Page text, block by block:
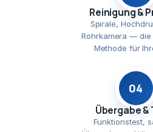
Reinigung &
Spirale,
Rohrkamera — die
Methode für
04
Übergabe &
Funktionstest,